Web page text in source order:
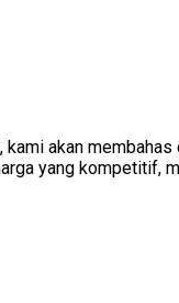
akan
yang